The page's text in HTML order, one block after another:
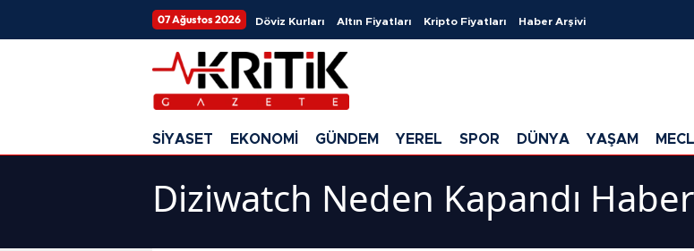
07 Ağustos 2026 Döviz Kurları Altın Fiyatları Kripto Fiyatları Haber Arşivi
SİYASET EKONOMİ GÜNDEM YEREL SPOR DÜNYA YAŞAM
Diziwatch Neden Kapandı